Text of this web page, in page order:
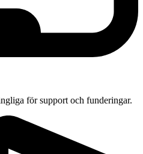
för support och funderingar.